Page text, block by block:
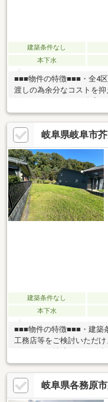
建築条件なし
本下水
■■■物件の特徴■■■・全4
渡しの為余分なコストを
い閑静な住宅街に立地。
見小学校まで徒歩約4分、
大きくなっても暮らせる
校…徒歩約4分・藍川中学
市役所前駅」駅…徒歩約74
北」停…徒歩約3分・バロ
ト岐阜芥見五丁目店…徒歩
岐阜県岐阜市
建築条件なし
本下水
■■■物件の特徴■■■・建築
工務店等をご検討いただ
です！・更地渡しのため
ーパー、コンビニ、薬局
買い物に便利です。お買
分なのでちょっとしたお
見東小学校…徒歩約21分・
岐阜県各務原